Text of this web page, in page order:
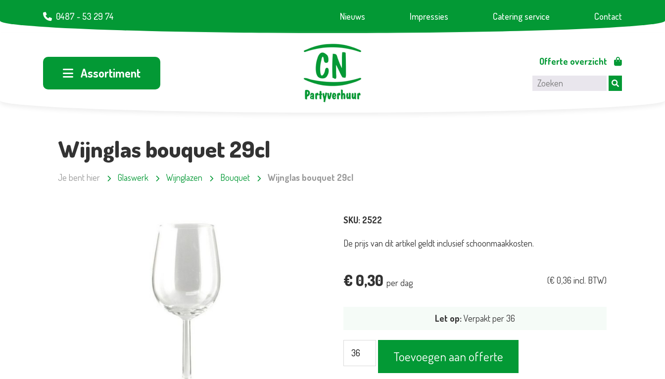
0487 - 53 29 74 Nieuws Impressies Catering service Contact
Assortiment
Offerte overzicht
Wijnglas bouquet 29cl
Je bent hier Glaswerk Wijnglazen Bouquet Wijnglas bouquet 29cl
SKU: 2522
De prijs van dit artikel geldt inclusief schoonmaakkosten.
€ 0,30 per dag (€ 0,36 incl. BTW)
Let op:Verpakt per 36
bouquet
Toevoegen aan offerte